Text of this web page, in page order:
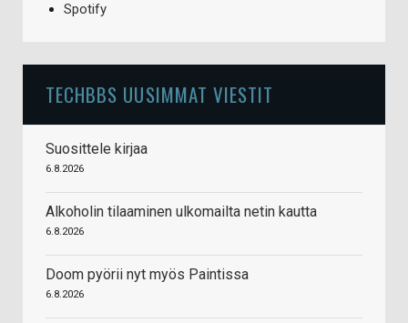
Spotify
TECHBBS UUSIMMAT VIESTIT
Suosittele kirjaa
6.8.2026
Alkoholin tilaaminen ulkomailta netin kautta
6.8.2026
Doom pyörii nyt myös Paintissa
6.8.2026